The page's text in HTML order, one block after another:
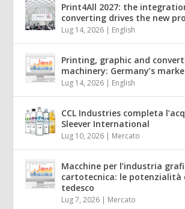
Print4All 2027: the
converting drives the new
Lug 14, 2026 | English
Printing, graphic and
machinery: Germany’s
Lug 14, 2026 | English
CCL Industries completa
Sleever International
Lug 10, 2026 | Mercato
Macchine per l’industria
cartotecnica: le potenzialità
tedesco
Lug 7, 2026 | Mercato